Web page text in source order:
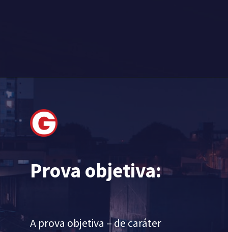
Prova objetiva:
A prova objetiva – de caráter